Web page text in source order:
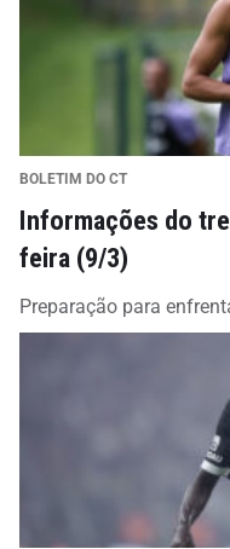
BOLETIM DO CT
Informações do
feira (9/3)
Preparação para